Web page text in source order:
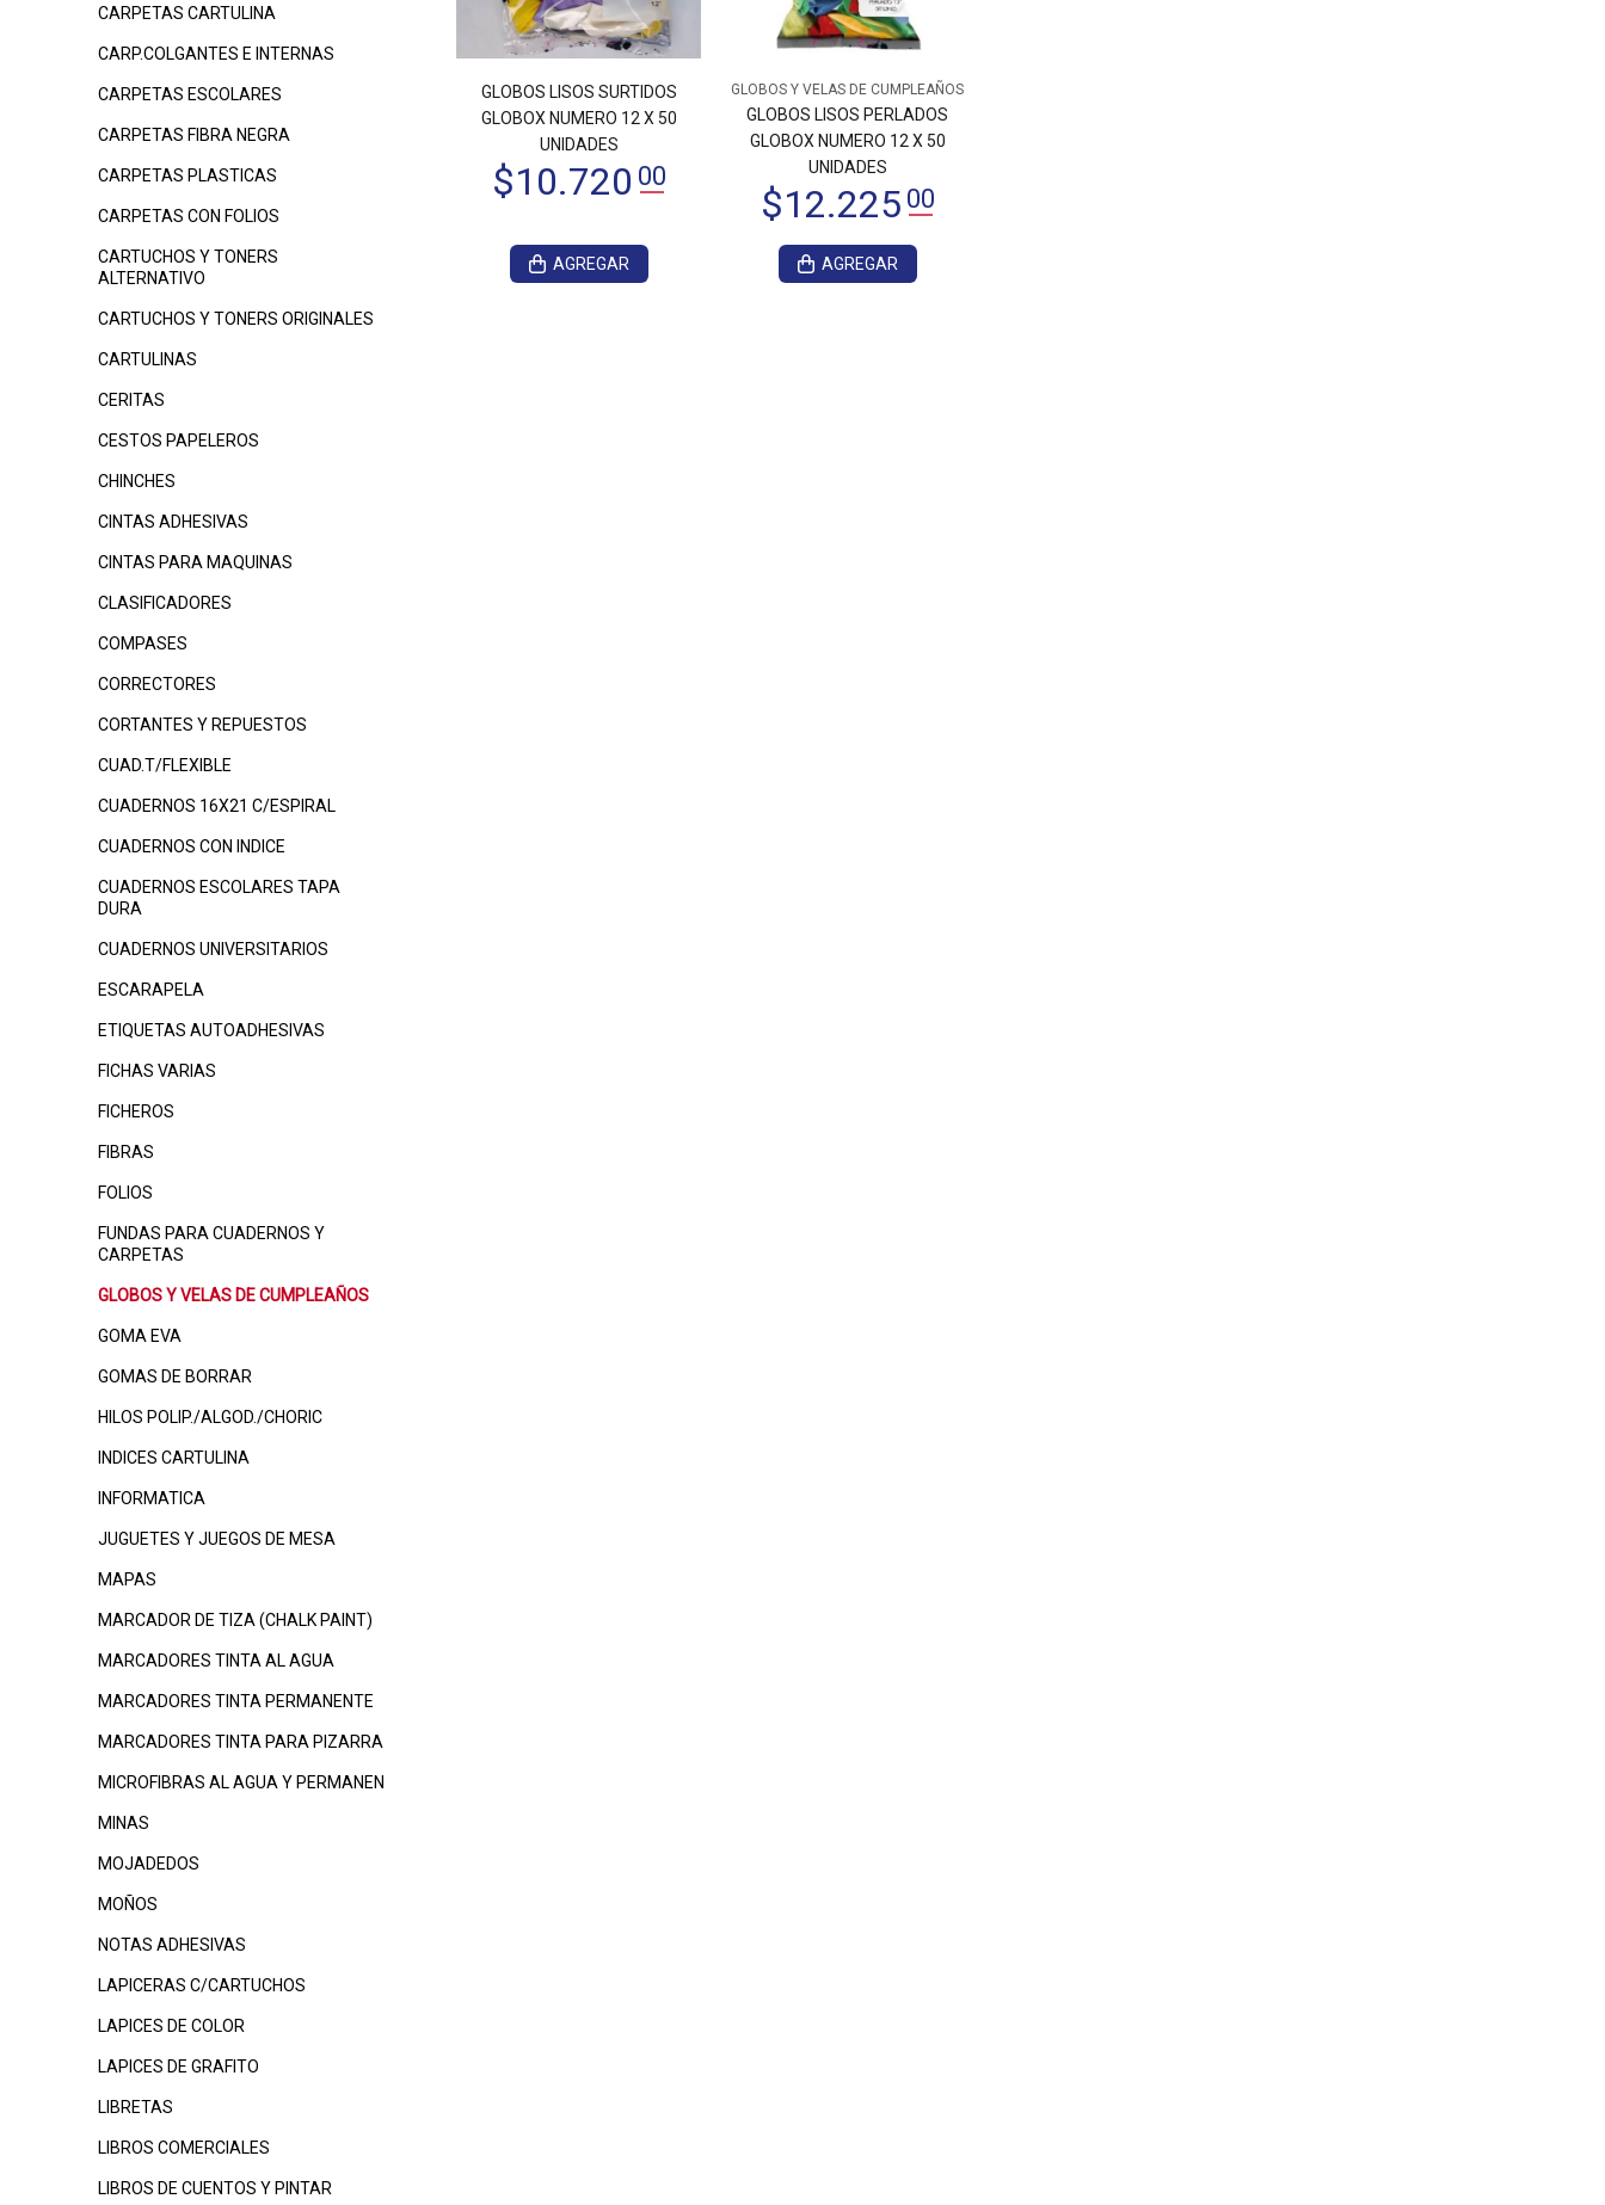
CARPETAS CARTULINA
CARP.COLGANTES E INTERNAS
CARPETAS ESCOLARES
CARPETAS FIBRA NEGRA
CARPETAS PLASTICAS
CARPETAS CON FOLIOS
CARTUCHOS Y TONERS
ALTERNATIVO
CARTUCHOS Y TONERS ORIGINALES
CARTULINAS
CERITAS
CESTOS PAPELEROS
CHINCHES
CINTAS ADHESIVAS
CINTAS PARA MAQUINAS
CLASIFICADORES
COMPASES
CORRECTORES
CORTANTES Y REPUESTOS
CUAD.T/FLEXIBLE
CUADERNOS 16X21 C/ESPIRAL
CUADERNOS CON INDICE
CUADERNOS ESCOLARES TAPA
DURA
CUADERNOS UNIVERSITARIOS
ESCARAPELA
ETIQUETAS AUTOADHESIVAS
FICHAS VARIAS
FICHEROS
FIBRAS
FOLIOS
FUNDAS PARA CUADERNOS Y
CARPETAS
GLOBOS Y VELAS DE CUMPLEAÑOS
GOMA EVA
GOMAS DE BORRAR
HILOS POLIP./ALGOD./CHORIC
INDICES CARTULINA
INFORMATICA
JUGUETES Y JUEGOS DE MESA
MAPAS
MARCADOR DE TIZA (CHALK PAINT)
MARCADORES TINTA AL AGUA
MARCADORES TINTA PERMANENTE
MARCADORES TINTA PARA PIZARRA
MICROFIBRAS AL AGUA Y PERMANEN
MINAS
MOJADEDOS
MOÑOS
NOTAS ADHESIVAS
LAPICERAS C/CARTUCHOS
LAPICES DE COLOR
LAPICES DE GRAFITO
LIBRETAS
LIBROS COMERCIALES
LIBROS DE CUENTOS Y PINTAR
GLOBOS LISOS SURTIDOS
GLOBOX NUMERO 12 X 50
UNIDADES
AGREGAR
GLOBOS Y VELAS DE CUMPLEAÑOS
GLOBOS LISOS PERLADOS
GLOBOX NUMERO 12 X 50
UNIDADES
AGREGAR